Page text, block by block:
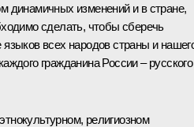
динамичных изменений и в стране,
сделать, чтобы сберечь
языков всех народов страны и
гражданина России – русского
религиозном